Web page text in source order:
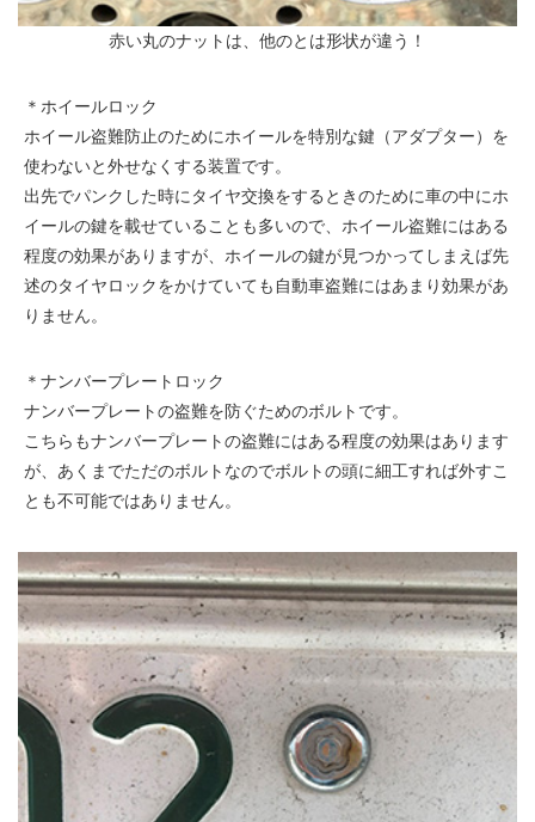
赤い丸のナットは、他のとは形状が違う！
＊ホイールロック
ホイール盗難防止のためにホイールを特別な鍵（アダプター）を
使わないと外せなくする装置です。
出先でパンクした時にタイヤ交換をするときのために車の中にホ
イールの鍵を載せていることも多いので、ホイール盗難にはある
程度の効果がありますが、ホイールの鍵が見つかってしまえば先
述のタイヤロックをかけていても自動車盗難にはあまり効果があ
りません。
＊ナンバープレートロック
ナンバープレートの盗難を防ぐためのボルトです。
こちらもナンバープレートの盗難にはある程度の効果はあります
が、あくまでただのボルトなのでボルトの頭に細工すれば外すこ
とも不可能ではありません。